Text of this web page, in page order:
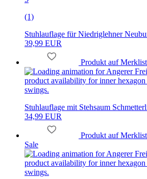
(1)
Stuhlauflage für Niedriglehner
39,99 EUR
Produkt auf
Stuhlauflage mit Stehsaum
34,99 EUR
Produkt auf
Sale